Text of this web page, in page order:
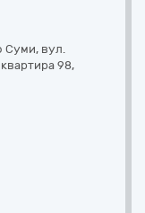
Суми, вул.
98,